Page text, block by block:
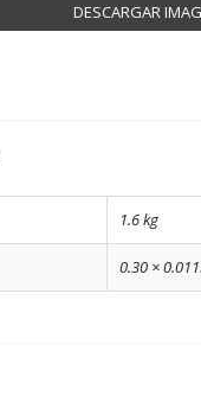
DESCARGAR
1.6 kg
0.30 ×